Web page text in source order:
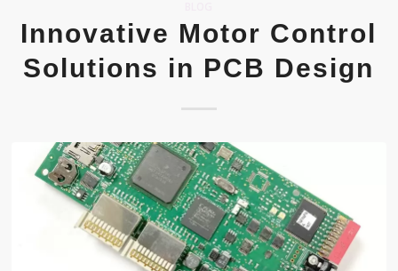
Innovative Motor Control
Solutions in PCB Design